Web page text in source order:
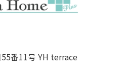
番11号 YH terrace